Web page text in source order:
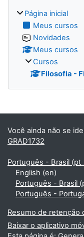
Página inicial
Meus cursos
Novidades
Meus cursos
Cursos
Filosofia -
Blocos
Você ainda não se
GRAD1732
Português - Brasil
English ‎(en)‎
Português - Brasil
Português -
Resumo de retenção
Baixar o aplicativo